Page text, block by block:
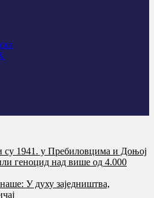
1941. у Пребиловцима и Доњој
геноцид над више од 4.000
У духу заједништва,